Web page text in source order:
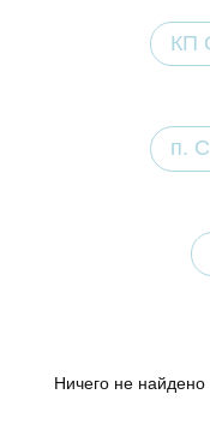
КП
п.
Ничего не найдено